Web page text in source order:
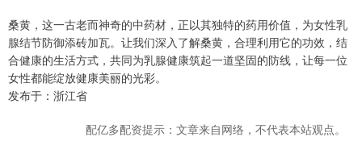
桑黄，这一古老而神奇的中药材，正以其独特的药用价值，为女性乳
腺结节防御添砖加瓦。让我们深入了解桑黄，合理利用它的功效，结
合健康的生活方式，共同为乳腺健康筑起一道坚固的防线，让每一位
女性都能绽放健康美丽的光彩。
发布于：浙江省
配亿多配资提示：文章来自网络，不代表本站观点。